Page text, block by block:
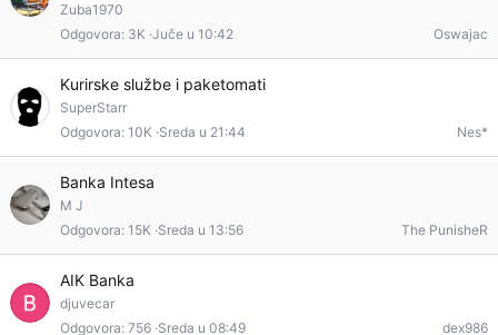
Zuba1970
Odgovora 3K Juče u 10:42 Oswajac
Kurirske službe i paketomati
SuperStarr
Odgovora 10K Sreda u 21:44 Nes*
Banka Intesa
M J
Odgovora 15K Sreda u 13:56 The PunisheR
AIK Banka
djuvecar
Odgovora 756 Sreda u 08:49 dex986